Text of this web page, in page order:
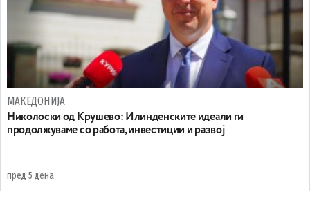
МАКЕДОНИЈА
Николоски од Крушево: Илинденските идеали ги
продолжуваме со работа, инвестиции и развој
пред 5 дена